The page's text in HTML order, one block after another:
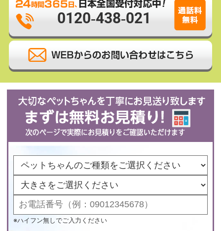
0120-438-021
※ハイフン無しでご入力ください